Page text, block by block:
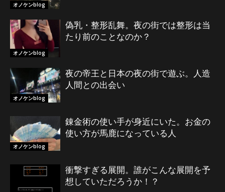
オノケンblog
オノケンblog
偽乳・整形乱舞。夜の街では整形は当
たり前のことなのか？
オノケンblog
夜の帝王と日本の夜の街で遊ぶ。人造
人間との出会い
オノケンblog
錬金術の使い手が身近にいた。お金の
使い方が馬鹿になっている人
衝撃すぎる展開。誰がこんな展開を予
想していただろうか！？